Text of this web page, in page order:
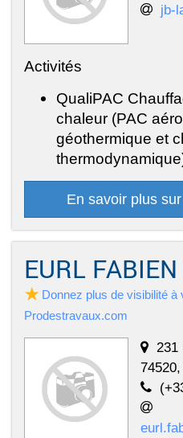
jb-
Activités
QualiPAC
chaleur (PAC
géothermique et
En savoir plus
EURL
Donnez plus de visibilité à
Prodestravaux.com
231